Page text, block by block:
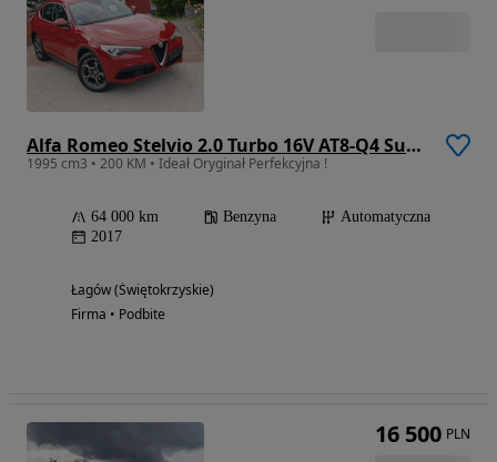
Alfa Romeo Stelvio 2.0 Turbo 16V AT8-Q4 Super
1995 cm3 • 200 KM • Ideał Oryginał Perfekcyjna !
64 000 km Benzyna
Automatyczna
2017
Łagów (Świętokrzyskie)
Firma • Podbite
16 500 PLN